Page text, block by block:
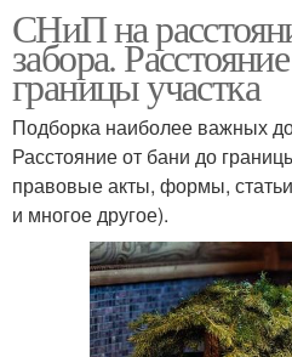
СНиП на
забора.
границы участка
Подборка наиболее важных
Расстояние от бани до
правовые акты, формы,
и многое другое).